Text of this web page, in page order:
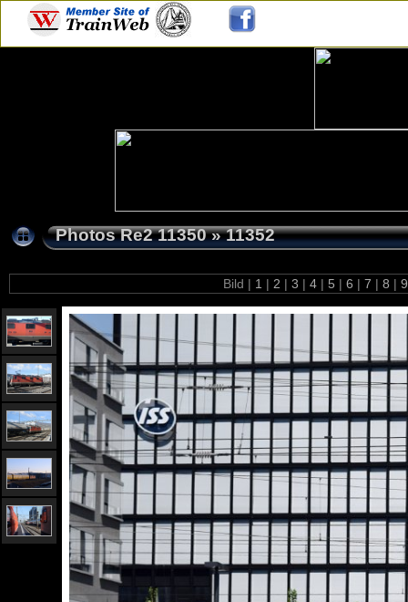
Photos Re2 11350»11352
Bild | 1 | 2 | 3 | 4 | 5 | 6 | 7 | 8 |